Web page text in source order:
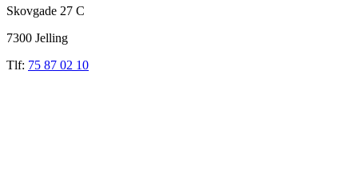
Skovgade 27 C
7300 Jelling
Tlf: 75 87 02 10